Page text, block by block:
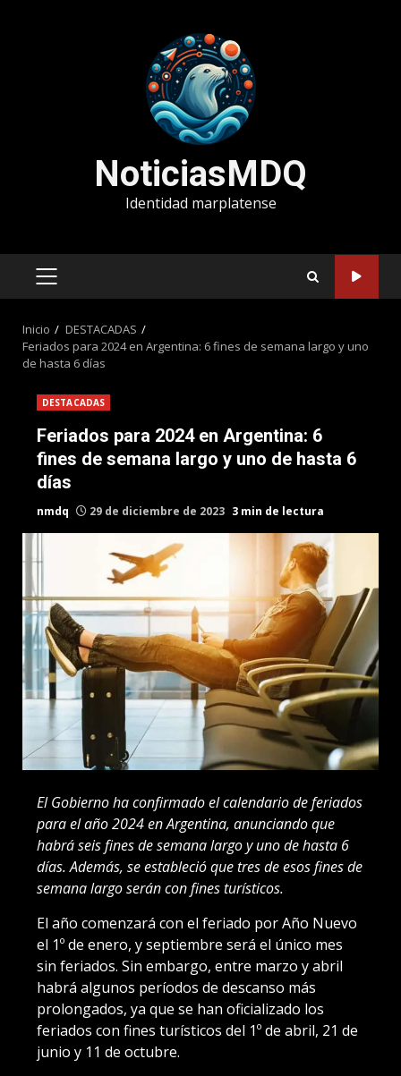
NoticiasMDQ
Identidad marplatense
MENÚ
Inicio
DESTACADAS
Feriados para 2024 en Argentina: 6 fines de semana largo y uno
de hasta 6 días
DESTACADAS
Feriados para 2024 en Argentina: 6
fines de semana largo y uno de hasta 6
días
nmdq 29 de diciembre de 2023 3 min de lectura
El Gobierno ha confirmado el calendario de feriados
para el año 2024 en Argentina, anunciando que
habrá seis fines de semana largo y uno de hasta 6
días. Además, se estableció que tres de esos fines de
semana largo serán con fines turísticos.
El año comenzará con el feriado por Año Nuevo
el 1º de enero, y septiembre será el único mes
sin feriados. Sin embargo, entre marzo y abril
habrá algunos períodos de descanso más
prolongados, ya que se han oficializado los
feriados con fines turísticos del 1º de abril, 21 de
junio y 11 de octubre.